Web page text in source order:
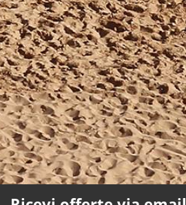
Note legali
Informativa sulla privacy
Politica sui cookie
Politica di qualità
Mappa Web
Planning agenzie
Sviluppato
da
Binary
Menorca